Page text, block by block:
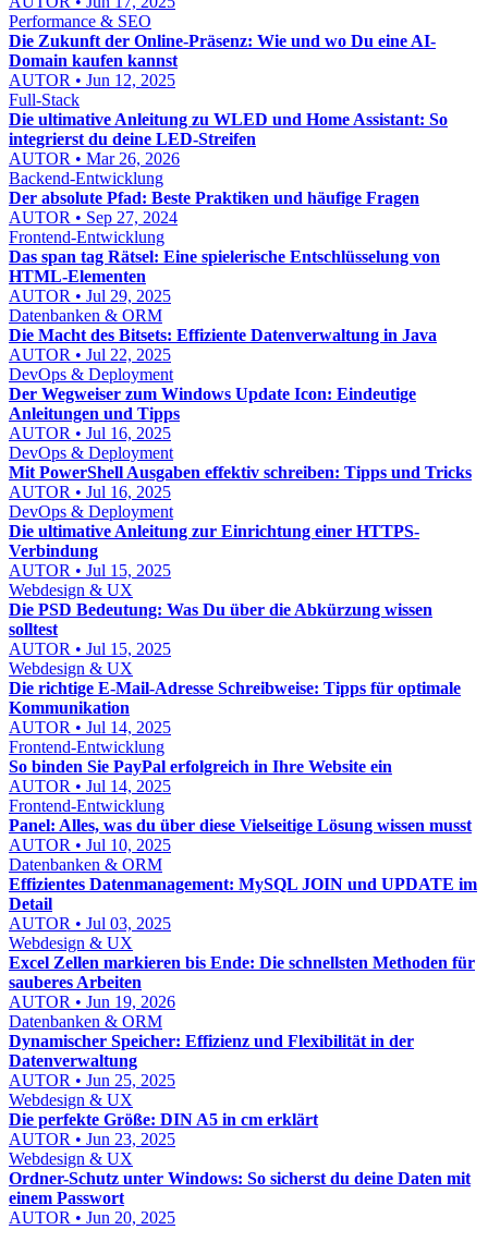
Performance & SEO
Die Zukunft der Online-Präsenz: Wie und wo Du eine AI-
Domain kaufen kannst
AUTOR • Jun 12, 2025
Full-Stack
Die ultimative Anleitung zu WLED und Home Assistant: So
integrierst du deine LED-Streifen
AUTOR • Mar 26, 2026
Backend-Entwicklung
Der absolute Pfad: Beste Praktiken und häufige Fragen
AUTOR • Sep 27, 2024
Frontend-Entwicklung
Das span tag Rätsel: Eine spielerische Entschlüsselung von
HTML-Elementen
AUTOR • Jul 29, 2025
Datenbanken & ORM
Die Macht des Bitsets: Effiziente Datenverwaltung in Java
AUTOR • Jul 22, 2025
DevOps & Deployment
Der Wegweiser zum Windows Update Icon: Eindeutige
Anleitungen und Tipps
AUTOR • Jul 16, 2025
DevOps & Deployment
Mit PowerShell Ausgaben effektiv schreiben: Tipps und Tricks
AUTOR • Jul 16, 2025
DevOps & Deployment
Die ultimative Anleitung zur Einrichtung einer HTTPS-
Verbindung
AUTOR • Jul 15, 2025
Webdesign & UX
Die PSD Bedeutung: Was Du über die Abkürzung wissen
solltest
AUTOR • Jul 15, 2025
Webdesign & UX
Die richtige E-Mail-Adresse Schreibweise: Tipps für optimale
Kommunikation
AUTOR • Jul 14, 2025
Frontend-Entwicklung
So binden Sie PayPal erfolgreich in Ihre Website ein
AUTOR • Jul 14, 2025
Frontend-Entwicklung
Panel: Alles, was du über diese Vielseitige Lösung wissen musst
AUTOR • Jul 10, 2025
Datenbanken & ORM
Effizientes Datenmanagement: MySQL JOIN und UPDATE im
Detail
AUTOR • Jul 03, 2025
Webdesign & UX
Excel Zellen markieren bis Ende: Die schnellsten Methoden für
sauberes Arbeiten
AUTOR • Jun 19, 2026
Datenbanken & ORM
Dynamischer Speicher: Effizienz und Flexibilität in der
Datenverwaltung
AUTOR • Jun 25, 2025
Webdesign & UX
Die perfekte Größe: DIN A5 in cm erklärt
AUTOR • Jun 23, 2025
Webdesign & UX
Ordner-Schutz unter Windows: So sicherst du deine Daten mit
einem Passwort
AUTOR • Jun 20, 2025